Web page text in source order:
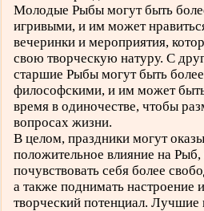
Молодые Рыбы могут быть
игривыми, и им может
вечеринки и мероприятия,
свою творческую натуру. С
старшие Рыбы могут быть
философскими, и им может
время в одиночестве, чтобы
вопросах жизни.
В целом, праздники могут
положительное влияние на
почувствовать себя более
а также поднимать настроение
творческий потенциал. Лучшие